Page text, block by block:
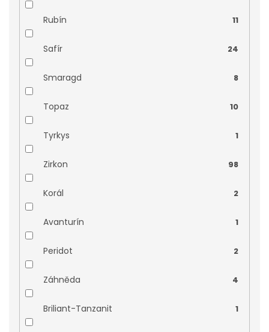
Rubín 11
Safír 24
Smaragd 8
Topaz 10
Tyrkys 1
Zirkon 98
Korál 2
Avanturín 1
Peridot 2
Záhněda 4
Briliant-Tanzanit 1